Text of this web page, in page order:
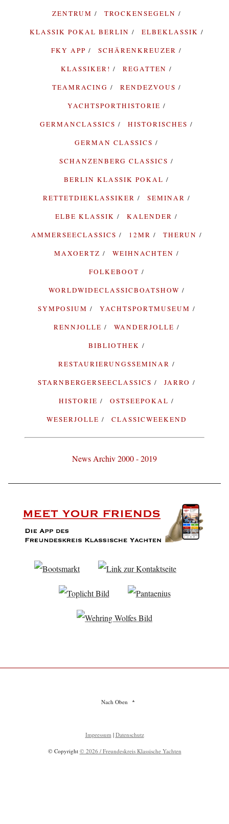
ZENTRUM
TROCKENSEGELN
KLASSIK POKAL BERLIN
ELBEKLASSIK
FKY APP
SCHÄRENKREUZER
KLASSIKER!
REGATTEN
TEAMRACING
RENDEZVOUS
YACHTSPORTHISTORIE
GERMANCLASSICS
HISTORISCHES
GERMAN CLASSICS
SCHANZENBERG CLASSICS
BERLIN KLASSIK POKAL
RETTETDIEKLASSIKER
SEMINAR
ELBE KLASSIK
KALENDER
AMMERSEECLASSICS
12MR
THERUN
MAXOERTZ
WEIHNACHTEN
FOLKEBOOT
WORLDWIDECLASSICBOATSHOW
SYMPOSIUM
YACHTSPORTMUSEUM
RENNJOLLE
WANDERJOLLE
BIBLIOTHEK
RESTAURIERUNGSSEMINAR
STARNBERGERSEECLASSICS
JARRO
HISTORIE
OSTSEEPOKAL
WESERJOLLE
CLASSICWEEKEND
News Archiv 2000 - 2019
Nach Oben
Impressum | Datenschutz
© Copyright © 2026 / Freundeskreis Klassische Yachten